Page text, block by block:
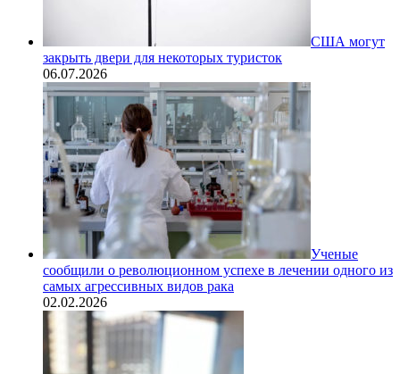
США могут
закрыть двери для некоторых туристок
06.07.2026
Ученые
сообщили о революционном успехе в лечении одного из
самых агрессивных видов рака
02.02.2026